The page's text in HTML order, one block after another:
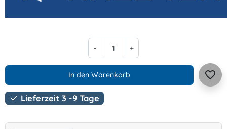
- +
In den Warenkorb favorite_border
 Lieferzeit 3 -9 Tage